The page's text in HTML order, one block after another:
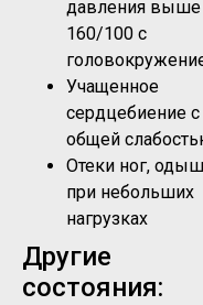
давления выше
160/100 с
Учащенное
сердцебиение с
общей
Отеки ног,
при небольших
нагрузках
Другие
состояния: